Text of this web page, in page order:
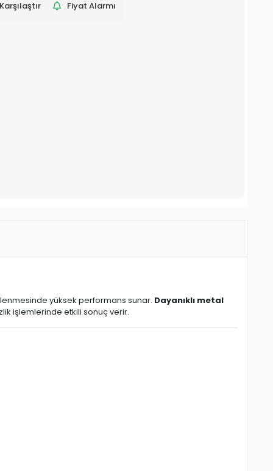
Fiyat Alarmı
yüksek performans sunar. Dayanıklı metal
işlemlerinde etkili sonuç verir.